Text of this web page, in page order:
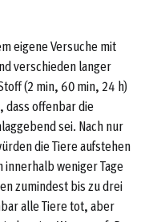
eigene Versuche mit
verschieden langer
(2 min, 60 min, 24 h)
dass offenbar die
sei. Nach nur
die Tiere aufstehen
weniger Tage
zumindest bis zu drei
alle Tiere tot, aber